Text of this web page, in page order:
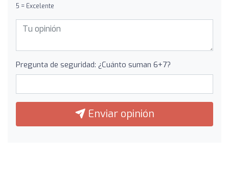
5 = Excelente
Pregunta de seguridad: ¿Cuánto suman 6+7?
Enviar opinión